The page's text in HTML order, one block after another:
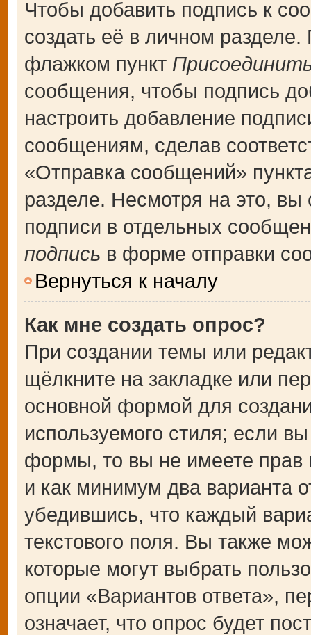
Чтобы добавить подпись к
создать её в личном
флажком пункт
сообщения, чтобы подпись
настроить добавление
сообщениям, сделав
«Отправка сообщений»
разделе. Несмотря на это,
подписи в отдельных
подпись в форме отправки
Вернуться к началу
Как мне создать опрос?
При создании темы или
щёлкните на закладке или
основной формой для
используемого стиля; если
формы, то вы не имеете прав
и как минимум два варианта
убедившись, что каждый
текстового поля. Вы также
которые могут выбрать
опции «Вариантов ответа»,
означает, что опрос будет